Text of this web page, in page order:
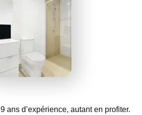
ans d’expérience, autant en profiter.